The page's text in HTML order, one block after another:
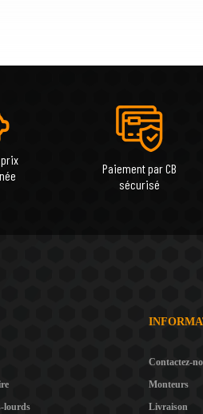
Paiement par CB
sécurisé
lourds
Contactez-
Monteurs
Livraison